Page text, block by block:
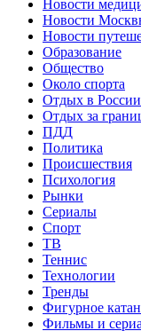
Новости
Новости
Новости
Образование
Общество
Около спорта
Отдых в России
Отдых за
ПДД
Политика
Происшествия
Психология
Рынки
Сериалы
Спорт
ТВ
Теннис
Технологии
Тренды
Фигурное
Фильмы и